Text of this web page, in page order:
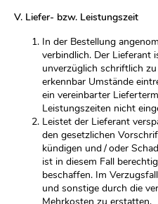
V. Liefer- bzw. Leistungszeit
In der Bestellung
verbindlich. Der Lieferant
unverzüglich schriftlich
erkennbar Umstände
ein vereinbarter
Leistungszeiten nicht
Leistet der Lieferant
den gesetzlichen
kündigen und / oder
ist in diesem Fall
beschaffen. Im
und sonstige durch die